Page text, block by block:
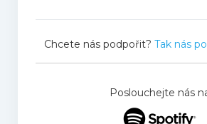
Chcete nás podpořit? Tak nás
Poslouchejte nás